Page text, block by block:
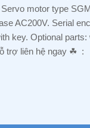
motor type
AC200V. Serial
key. Optional
liên hệ ngay ☘ ️ :
WEBSITE:
#NhapKhau